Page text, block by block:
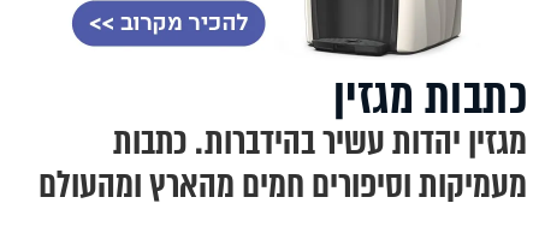
כתבות מגזין
מגזין יהדות עשיר בהידברות. כתבות
מעמיקות וסיפורים חמים מהארץ ומהעולם